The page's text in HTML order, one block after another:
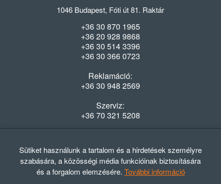
1046 Budapest, Fóti út 81. Raktár
+36 30 870 1965
+36 20 928 9868
+36 30 514 3396
+36 30 366 0723
Reklamáció:
+36 30 948 2569
Szerviz:
+36 70 321 5208
Hétfő-Péntek: 08:00-16:30
Sütiket használunk a tartalom és a hirdetések személyre
szabására, a közösségi média funkcióinak biztosítására
és a forgalom elemzésére. További információ